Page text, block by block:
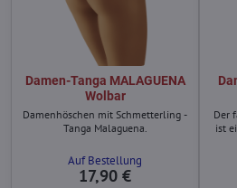
Damen-Tanga MALAGUENA
Wolbar
Damenhöschen mit Schmetterling -
Tanga Malaguena.
Auf Bestellung
17,90 €
Der
ist